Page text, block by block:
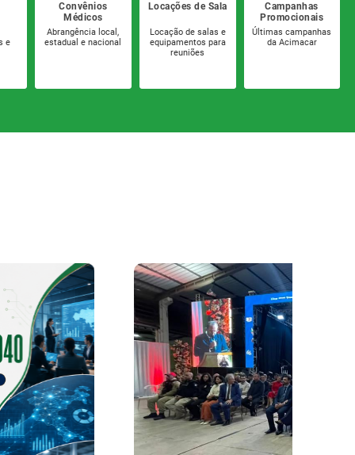
e
Convênios
Médicos
Abrangência local,
estadual e nacional
Locações de Sala
Locação de salas e
equipamentos para
reuniões
Campanhas
Promocionais
Últimas campanhas
da Acimacar